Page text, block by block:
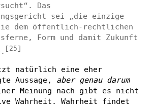
Das
sei „die einzige
dem öffentlich-rechtlichen
Form und damit Zukunft
[25]
natürlich eine eher
Aussage, aber genau darum
Meinung nach gibt es nicht
Wahrheit. Wahrheit findet